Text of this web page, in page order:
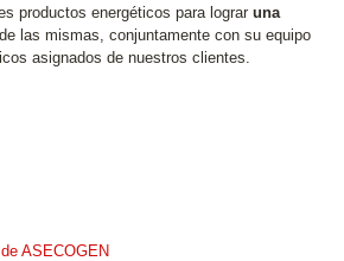
productos energéticos para lograr una
de las mismas, conjuntamente con su equipo
asignados de nuestros clientes.
ASECOGEN